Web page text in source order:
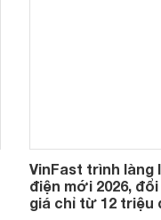
VinFast trình làng
điện mới 2026,
giá chỉ từ 12 triệu